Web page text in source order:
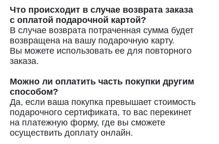
Что происходит в случае возврата заказа
с оплатой подарочной картой?
В случае возврата потраченная сумма будет
возвращена на вашу подарочную карту.
Вы можете использовать ее для повторного
заказа.
Можно ли оплатить часть покупки другим
способом?
Да, если ваша покупка превышает стоимость
подарочного сертификата, то вас перекинет
на платежную форму, где вы сможете
осуществить доплату онлайн.
Доставка осуществляется курьерской
службой СДЭК за счёт покупателя.
Сроки доставки: 2−3 дня по Санкт-
Доставка